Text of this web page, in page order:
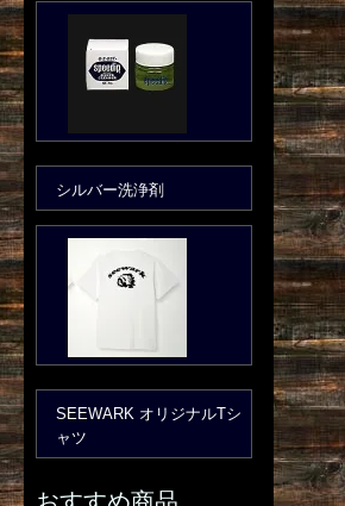
シルバー洗浄剤
SEEWARK オリジナルTシ
ャツ
おすすめ商品